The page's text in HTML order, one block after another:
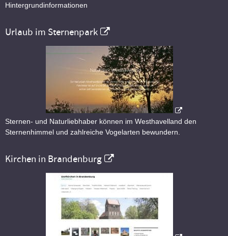
Hintergrundinformationen
Urlaub im Sternenpark
Sternen- und Naturliebhaber können im Westhavelland den
Sternenhimmel und zahlreiche Vogelarten bewundern.
Kirchen in Brandenburg